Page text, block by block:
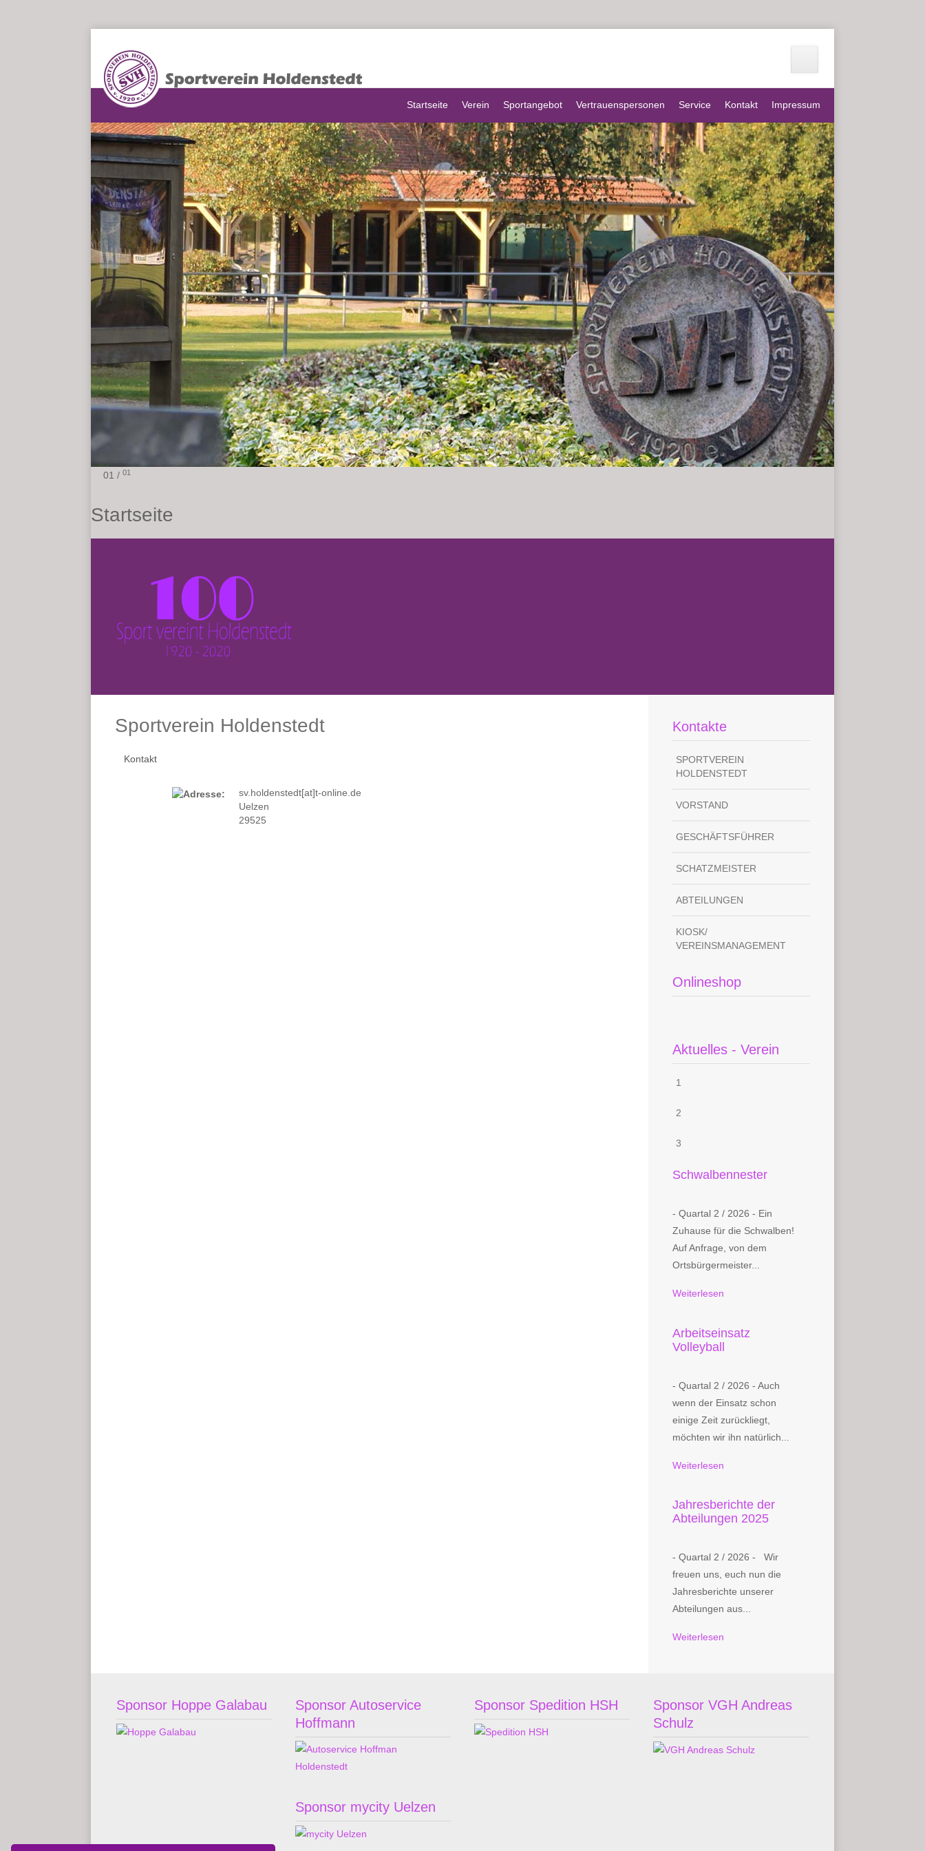
Startseite Verein Sportangebot Vertrauenspersonen Service Kontakt Impressum
01 / 01
Startseite
Kontakte
SPORTVEREIN
HOLDENSTEDT
VORSTAND
GESCHÄFTSFÜHRER
SCHATZMEISTER
ABTEILUNGEN
KIOSK/
VEREINSMANAGEMENT
Onlineshop
Aktuelles - Verein
1
2
3
Schwalbennester
- Quartal 2 / 2026 - Ein
Zuhause für die Schwalben!
Auf Anfrage, von dem
Ortsbürgermeister...
Weiterlesen
Arbeitseinsatz
Volleyball
- Quartal 2 / 2026 - Auch
wenn der Einsatz schon
einige Zeit zurückliegt,
möchten wir ihn natürlich...
Weiterlesen
Jahresberichte der
Abteilungen 2025
- Quartal 2 / 2026 - Wir
freuen uns, euch nun die
Jahresberichte unserer
Abteilungen aus...
Weiterlesen
Sportverein Holdenstedt
Kontakt
sv.holdenstedt[at]t-online.de
Uelzen
29525
Sponsor Hoppe Galabau
Sponsor Autoservice
Hoffmann
Sponsor mycity Uelzen
Sponsor Spedition HSH
Sponsor VGH Andreas
Schulz